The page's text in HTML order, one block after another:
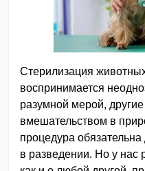
Стерилизация
воспринимается
разумной мерой,
вмешательством в
процедура
в разведении. Но у нас